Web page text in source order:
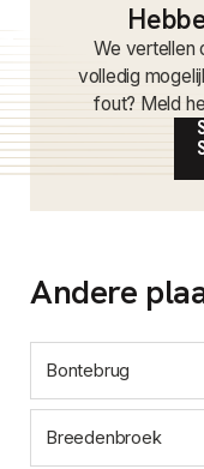
We vertellen
volledig
fout? Meld
Andere
Bontebrug
Breedenbroek